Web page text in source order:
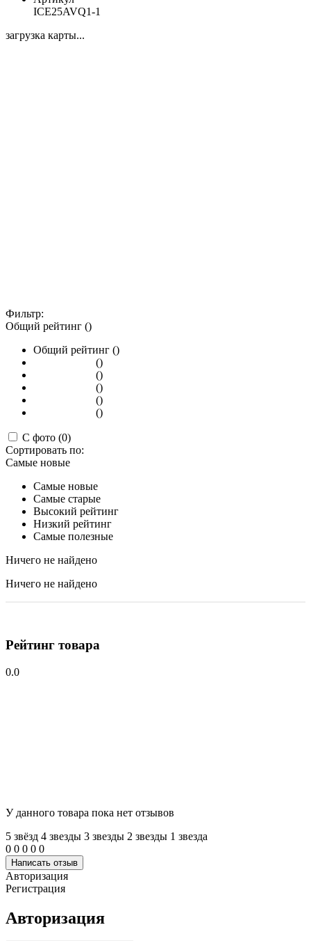
ICE25AVQ1-1
загрузка карты...
Фильтр:
Общий рейтинг ()
Общий рейтинг ()
()
()
()
()
()
С фото (0)
Сортировать по:
Самые новые
Самые новые
Самые старые
Высокий рейтинг
Низкий рейтинг
Самые полезные
Ничего не найдено
Ничего не найдено
Рейтинг товара
0.0
У данного товара пока нет отзывов
5 звёзд 4 звeзды 3 звeзды 2 звeзды 1 звeзда
0 0 0 0 0
Написать отзыв
Авторизация
Регистрация
Авторизация